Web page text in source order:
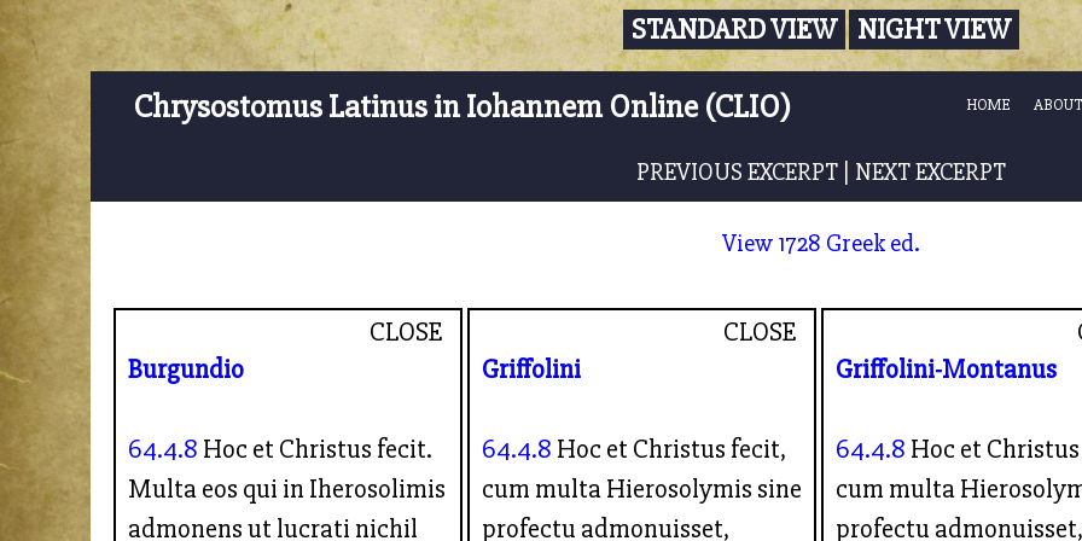
STANDARD VIEW NIGHT VIEW
Chrysostomus Latinus in Iohannem Online (CLIO) HOME ABOUT
PREVIOUS EXCERPT NEXT EXCERPT
View 1728 Greek ed.
CLOSE
Burgundio
64.4.8 Hoc et Christus fecit.
Multa eos qui in Iherosolimis
admonens ut lucrati nichil
CLOSE
Griffolini
64.4.8 Hoc et Christus fecit,
cum multa Hierosolymis sine
profectu admonuisset,
Griffolini-Montanus
64.4.8 Hoc et
cum multa
profectu